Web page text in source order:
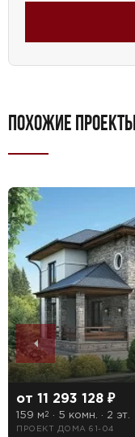
ПОХОЖИЕ ПРОЕКТЫ
от 11 293 128 ₽
159 м 2 · 5 комн. · 2 эт.
ПРОЕКТ ДОМА 61-04